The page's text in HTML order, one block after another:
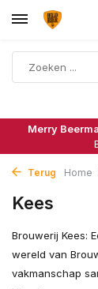
Merry
Terug Home
Kees
Brouwerij Kees:
wereld van
vakmanschap